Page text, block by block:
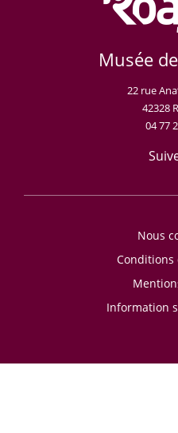
Musée
22 rue
42328
04 77
Nous
Information